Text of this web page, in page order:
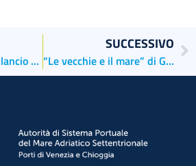
Le prospettive di rilancio del Porto di Venezia
SUCCESSIVO
“Le vecchie e il mare” di Ghiannis Ritsos